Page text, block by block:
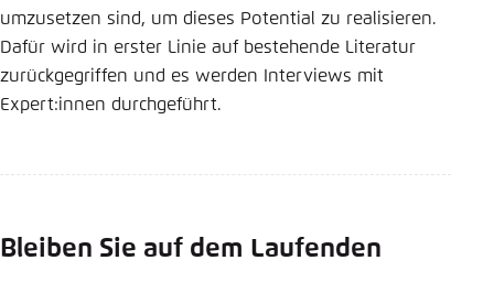
umzusetzen sind, um dieses Potential zu realisieren.
Dafür wird in erster Linie auf bestehende Literatur
zurückgegriffen und es werden Interviews mit
Expert:innen durchgeführt.
Bleiben Sie auf dem Laufenden